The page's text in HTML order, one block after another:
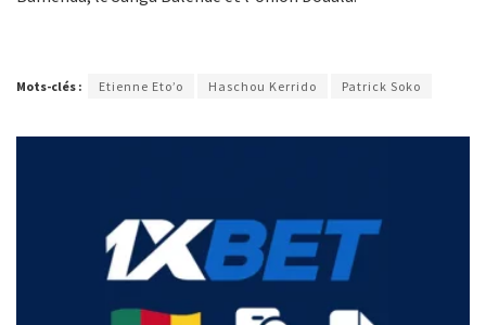
Mots-clés : Etienne Eto’o Haschou Kerrido Patrick Soko